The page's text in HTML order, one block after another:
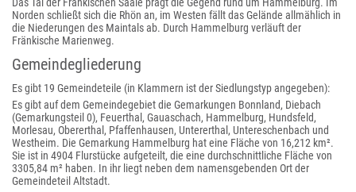
Norden schließt sich die Rhön an, im Westen fällt das Gelände allmählich in
die Niederungen des Maintals ab. Durch Hammelburg verläuft der
Fränkische Marienweg.
Gemeindegliederung
Es gibt 19 Gemeindeteile (in Klammern ist der Siedlungstyp angegeben):
Es gibt auf dem Gemeindegebiet die Gemarkungen Bonnland, Diebach
(Gemarkungsteil 0), Feuerthal, Gauaschach, Hammelburg, Hundsfeld,
Morlesau, Obererthal, Pfaffenhausen, Untererthal, Untereschenbach und
Westheim. Die Gemarkung Hammelburg hat eine Fläche von 16,212 km².
Sie ist in 4904 Flurstücke aufgeteilt, die eine durchschnittliche Fläche von
3305,84 m² haben. In ihr liegt neben dem namensgebenden Ort der
Gemeindeteil Altstadt.